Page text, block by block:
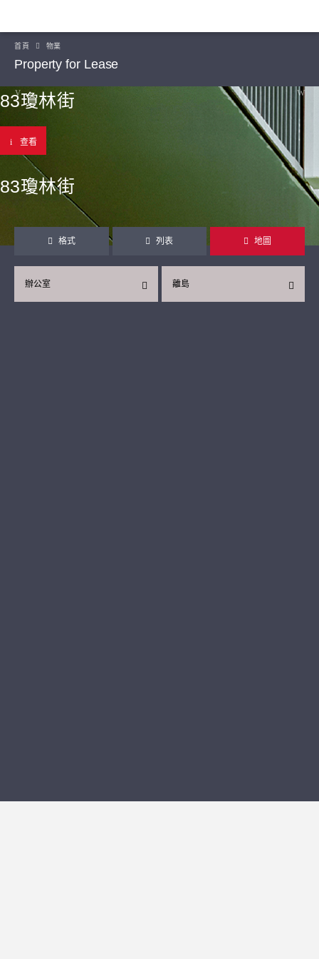
首頁 物業
Property for Lease
83瓊林街
查看
83瓊林街
格式 列表 地圖
離島
辦公室